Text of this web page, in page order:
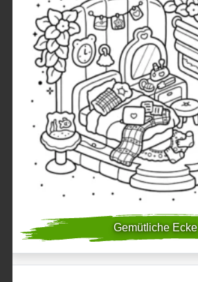
Gemütliche Ecke